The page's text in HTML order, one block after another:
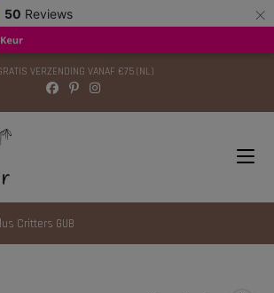
50 Reviews ×
VERZENDING VANAF €75 (NL)
Critters GUB